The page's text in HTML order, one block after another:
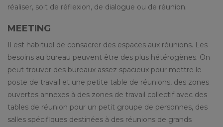
réaliser, soit de réflexion, de dialogue ou de réunion.
MEETING
Il est habituel de consacrer des espaces aux réunions. Les
besoins au bureau peuvent être des plus hétérogènes. On
peut trouver des bureaux assez spacieux pour mettre le
poste de travail et une petite table de réunions, des zones
ouvertes annexes à des zones de travail collectif avec des
tables de réunion pour un petit groupe de personnes, des
salles spécifiques destinées à des réunions de grands